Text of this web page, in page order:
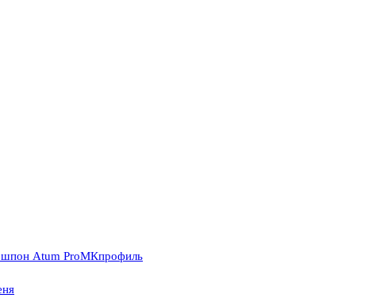
Atum ProМКпрофиль